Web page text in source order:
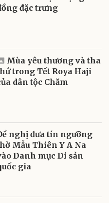
đặc trưng
Mùa yêu thương và tha
trong Tết Roya Haji
dân tộc Chăm
nghị đưa tín ngưỡng
Mẫu Thiên Y A Na
Danh mục Di sản
gia